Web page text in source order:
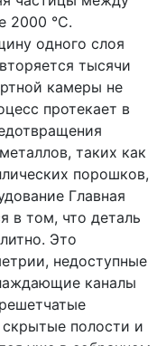
2000 °C.
одного слоя
тысячи
камеры не
протекает в
таких как
порошков,
Главная
в том, что деталь
Это
недоступные
каналы
полости и